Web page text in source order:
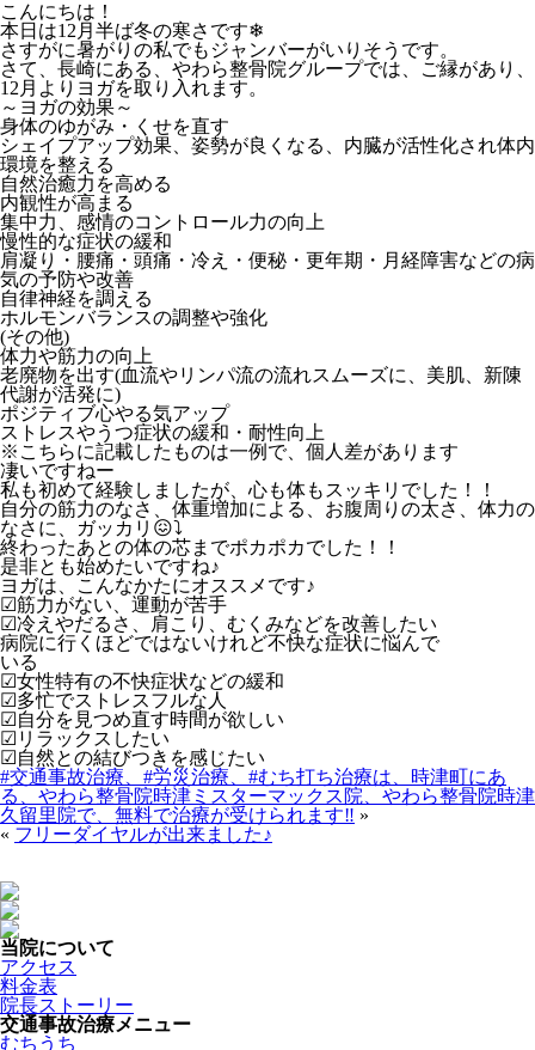
こんにちは！
本日は12月半ば冬の寒さです❄
さすがに暑がりの私でもジャンバーがいりそうです。
さて、長崎にある、やわら整骨院グループでは、ご縁があり、
12月よりヨガを取り入れます。
～ヨガの効果～
身体のゆがみ・くせを直す
シェイプアップ効果、姿勢が良くなる、内臓が活性化され体内
環境を整える
自然治癒力を高める
内観性が高まる
集中力、感情のコントロール力の向上
慢性的な症状の緩和
肩凝り・腰痛・頭痛・冷え・便秘・更年期・月経障害などの病
気の予防や改善
自律神経を調える
ホルモンバランスの調整や強化
(その他)
体力や筋力の向上
老廃物を出す(血流やリンパ流の流れスムーズに、美肌、新陳
代謝が活発に)
ポジティブ心やる気アップ
ストレスやうつ症状の緩和・耐性向上
※こちらに記載したものは一例で、個人差があります
凄いですねー
私も初めて経験しましたが、心も体もスッキリでした！！
自分の筋力のなさ、体重増加による、お腹周りの太さ、体力の
なさに、ガッカリ😖⤵
終わったあとの体の芯までポカポカでした！！
是非とも始めたいですね♪
ヨガは、こんなかたにオススメです♪
☑筋力がない、運動が苦手
☑冷えやだるさ、肩こり、むくみなどを改善したい
病院に行くほどではないけれど不快な症状に悩んで
いる
☑女性特有の不快症状などの緩和
☑多忙でストレスフルな人
☑自分を見つめ直す時間が欲しい
☑リラックスしたい
☑自然との結びつきを感じたい
#交通事故治療、#労災治療、#むち打ち治療は、時津町にあ
る、やわら整骨院時津ミスターマックス院、やわら整骨院時津
久留里院で、無料で治療が受けられます‼ »
« フリーダイヤルが出来ました♪
当院について
アクセス
料金表
院長ストーリー
交通事故治療メニュー
むちうち